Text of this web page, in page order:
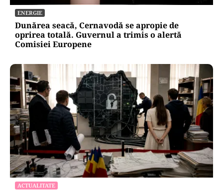
ENERGIE
Dunărea seacă, Cernavodă se apropie de
oprirea totală. Guvernul a trimis o alertă
Comisiei Europene
ACTUALITATE